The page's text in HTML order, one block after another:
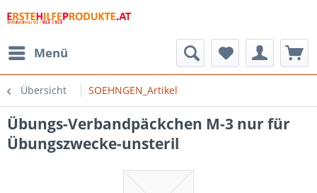
Menü
Übersicht SOEHNGEN_Artikel
Übungs-Verbandpäckchen M-3 nur für
Übungszwecke-unsteril